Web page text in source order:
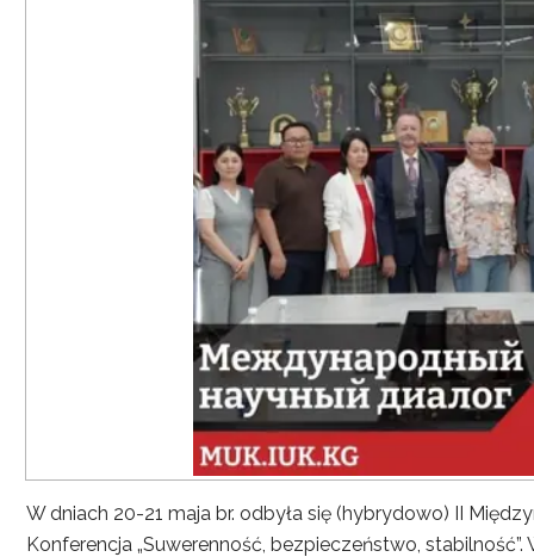
W dniach 20-21 maja br. odbyła się (hybrydowo) II
Konferencja „Suwerenność, bezpieczeństwo,